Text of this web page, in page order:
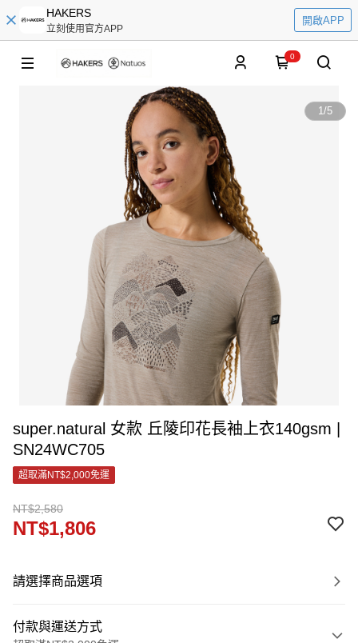
HAKERS
立刻使用官方APP
開啟APP
0
1/5
super.natural 女款 丘陵印花長袖上衣140gsm |
SN24WC705
超取滿NT$2,000免運
NT$2,580
NT$1,806
請選擇商品選項
付款與運送方式